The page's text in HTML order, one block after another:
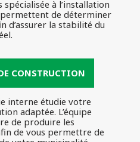
à l’installation
permettent de déterminer
d’assurer la stabilité du
CONSTRUCTION
interne étudie votre
adaptée. L’équipe
de produire les
de vous permettre de